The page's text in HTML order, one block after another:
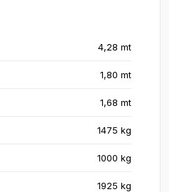
4,28 mt
1,80 mt
1,68 mt
1475 kg
1000 kg
1925 kg